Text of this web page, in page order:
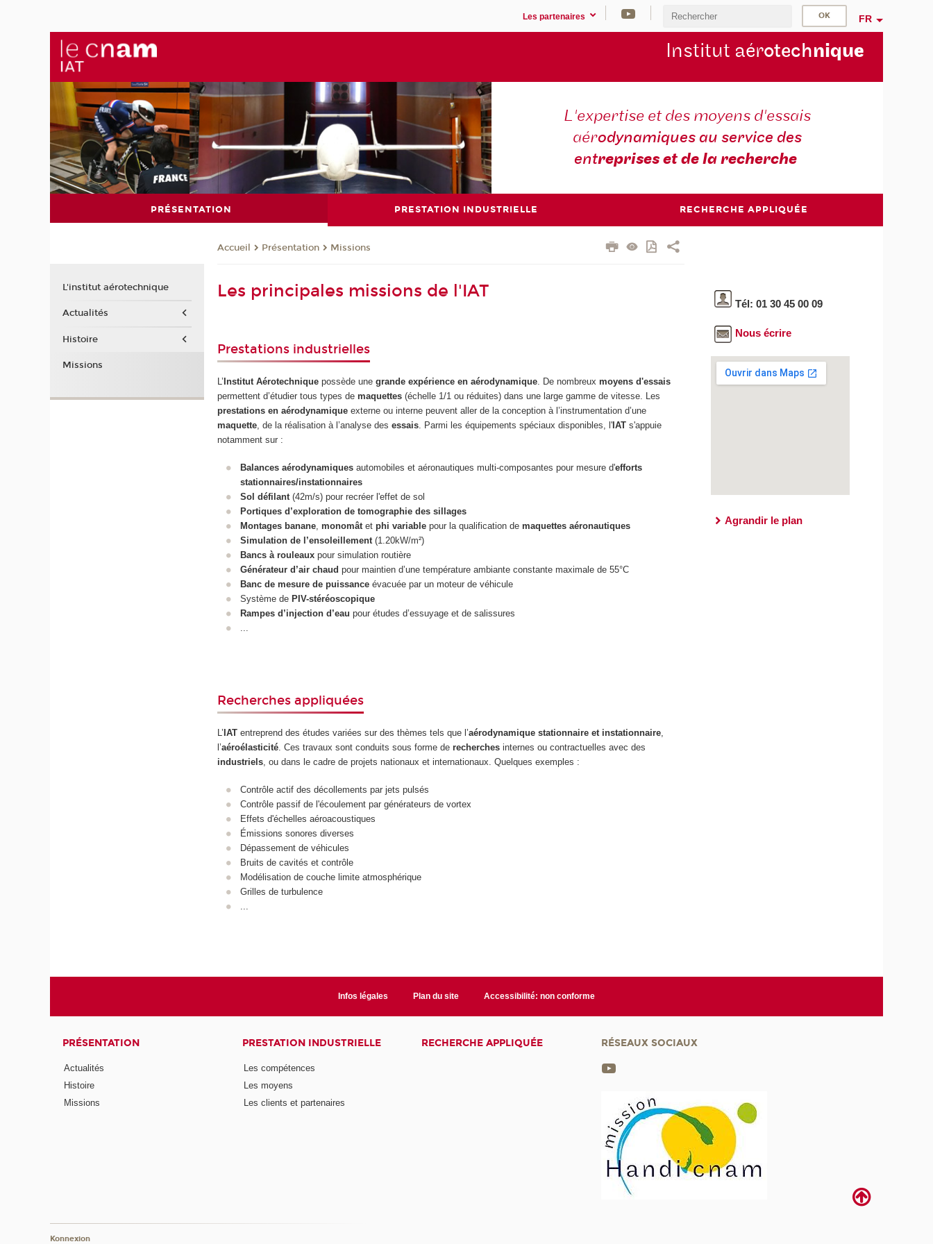
Les partenaires FR
Institut aérotechnique
L'expertise et des moyens d'essais
aérodynamiques au service des
entreprises et de la recherche
PRÉSENTATION PRESTATION INDUSTRIELLE RECHERCHE APPLIQUÉE
Accueil Présentation Missions
Les principales missions de l'IAT
Prestations industrielles
L’ Institut Aérotechnique possède unegrande expérience en aérodynamique . De nombreuxmoyens d'essais
permettent d’étudier tous types de maquettes (échelle 1/1 ou réduites) dans une large gamme de vitesse. Les
prestations en aérodynamique externe ou interne peuvent aller de la conception à l’instrumentation d’une
maquette , de la réalisation à l’analyse desessais . Parmi les équipements spéciaux disponibles, l' IATs'appuie
notamment sur :
Balances aérodynamiquesautomobiles et aéronautiques multi-composantes pour mesure d'efforts
stationnaires/instationnaires
Sol défilant(42m/s) pour recréer l'effet de sol
Portiques d’exploration de tomographie des sillages
Montages banane, monomâtet phi variablepour la qualification de maquettes aéronautiques
Simulation de l’ensoleillement(1.20kW/m²)
Bancs à rouleauxpour simulation routière
Générateur d’air chaud pour maintien d’une température ambiante constante maximale de 55°C
Banc de mesure de puissanceévacuée par un moteur de véhicule
Système de PIV-stéréoscopique
Rampes d’injection d’eau pour études d’essuyage et de salissures
...
Recherches appliquées
L’ IAT entreprend des études variées sur des thèmes tels que l’aérodynamique stationnaire et instationnaire
l’aéroélasticité . Ces travaux sont conduits sous forme derecherches internes ou contractuelles avec des
industriels , ou dans le cadre de projets nationaux et internationaux. Quelques exemples :
Contrôle actif des décollements par jets pulsés
Contrôle passif de l'écoulement par générateurs de vortex
Effets d'échelles aéroacoustiques
Émissions sonores diverses
Dépassement de véhicules
Bruits de cavités et contrôle
Modélisation de couche limite atmosphérique
Grilles de turbulence
...
Tél: 01 30 45 00 09
Nous écrire
Agrandir le plan
L'institut aérotechnique
Actualités
Histoire
Missions
Infos légales Plan du site Accessibilité: non conforme
PRÉSENTATION
Actualités
Histoire
Missions
PRESTATION INDUSTRIELLE
Les compétences
Les moyens
Les clients et partenaires
RECHERCHE APPLIQUÉE RÉSEAUX SOCIAUX
Konnexion